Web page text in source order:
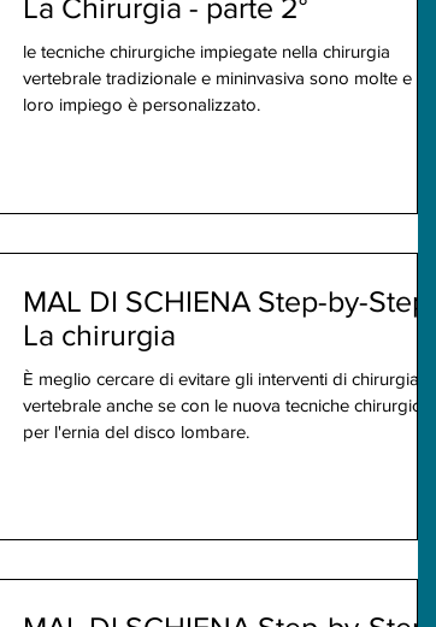
La Chirurgia - parte 2°
le tecniche chirurgiche impiegate nella chirurgia
vertebrale tradizionale e mininvasiva sono molte e il
loro impiego è personalizzato.
MAL DI SCHIENA Step-by-Step -
La chirurgia
È meglio cercare di evitare gli interventi di chirurgia
vertebrale anche se con le nuova tecniche chirurgiche
per l'ernia del disco lombare.